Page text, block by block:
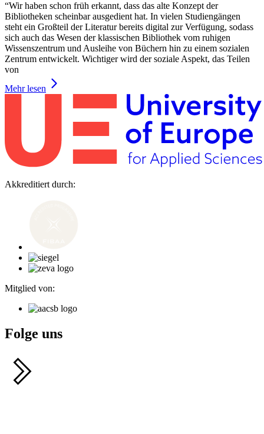
“Wir haben schon früh erkannt, dass das alte Konzept der
Bibliotheken scheinbar ausgedient hat. In vielen Studiengängen
steht ein Großteil der Literatur bereits digital zur Verfügung, sodass
sich auch das Wesen der klassischen Bibliothek vom ruhigen
Wissenszentrum und Ausleihe von Büchern hin zu einem sozialen
Zentrum entwickelt. Wichtiger wird der soziale Aspekt, das Teilen
von
Mehr lesen
Akkreditiert durch:
Mitglied von:
Folge uns